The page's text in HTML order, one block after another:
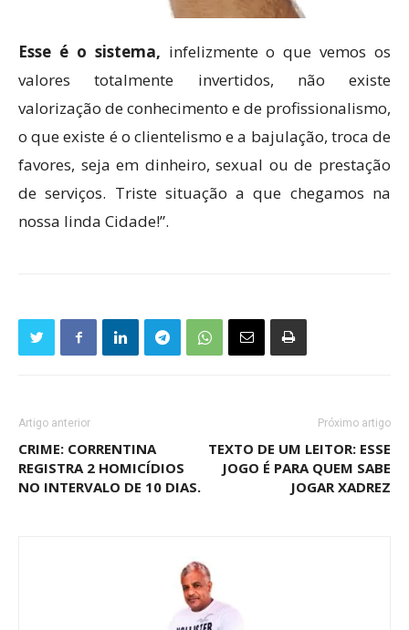
Esse é o sistema, infelizmente o que vemos os
valores totalmente invertidos, não existe
valorização de conhecimento e de profissionalismo,
o que existe é o clientelismo e a bajulação, troca de
favores, seja em dinheiro, sexual ou de prestação
de serviços. Triste situação a que chegamos na
nossa linda Cidade!”.
Artigo anterior
CRIME: CORRENTINA
REGISTRA 2 HOMICÍDIOS
NO INTERVALO DE 10 DIAS.
Próximo artigo
TEXTO DE UM LEITOR: ESSE
JOGO É PARA QUEM SABE
JOGAR XADREZ